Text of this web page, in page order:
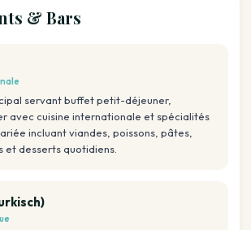
& Bars
servant buffet petit-déjeuner,
avec cuisine internationale et spécialités
incluant viandes, poissons, pâtes,
et desserts quotidiens.